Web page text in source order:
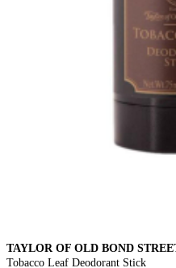
TAYLOR OF OLD BOND
Tobacco Leaf Deodorant Stick